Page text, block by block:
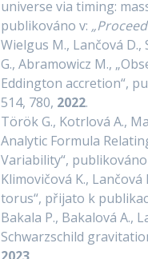
universe via timing:
publikováno v:
Wielgus M., Lančová D.,
G., Abramowicz M.,
Eddington accretion“,
514, 780, 2022.
Török G., Kotrlová A.,
Analytic Formula
Variability“,
Klimovičová K.,
torus“, přijato k
Bakala P., Bakalová A.,
Schwarzschild
2023